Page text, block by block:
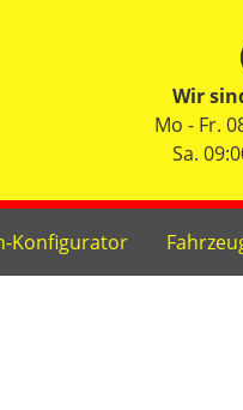
Wir
Mo - Fr.
Sa.
Konfigurator